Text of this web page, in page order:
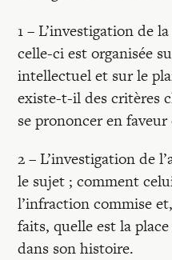
1 – L’investigation de
celle-ci est organisée
intellectuel et sur le
existe-t-il des critères
se prononcer en faveur
2 – L’investigation de
le sujet ; comment
l’infraction commise
faits, quelle est la
dans son histoire.